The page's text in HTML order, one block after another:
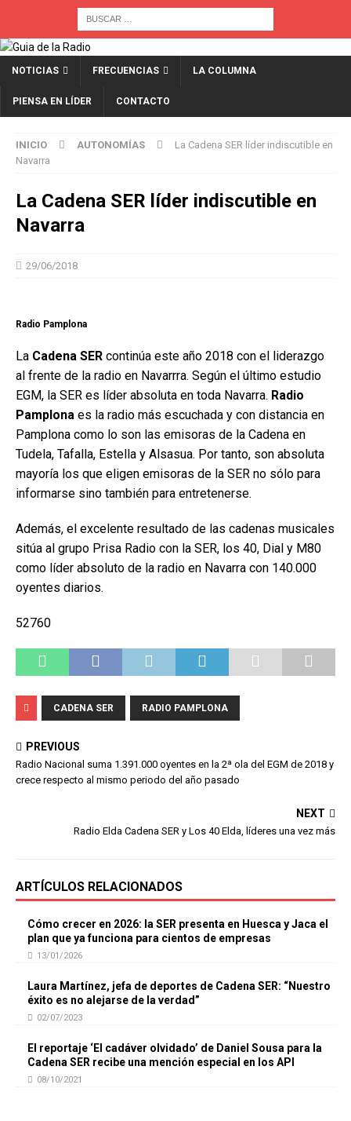
NOTICIAS FRECUENCIAS LA COLUMNA
PIENSA EN LÍDER CONTACTO
INICIO AUTONOMÍAS
La Cadena SER líder indiscutible en
Navarra
La Cadena SER líder indiscutible en
Navarra
29/06/2018
Radio Pamplona
La Cadena SER continúa este año 2018 con el liderazgo
al frente de la radio en Navarrra. Según el último estudio
EGM, la SER es líder absoluta en toda Navarra. Radio
Pamplona es la radio más escuchada y con distancia en
Pamplona como lo son las emisoras de la Cadena en
Tudela, Tafalla, Estella y Alsasua. Por tanto, son absoluta
mayoría los que eligen emisoras de la SER no sólo para
informarse sino también para entretenerse.
Además, el excelente resultado de las cadenas musicales
sitúa al grupo Prisa Radio con la SER, los 40, Dial y M80
como líder absoluto de la radio en Navarra con 140.000
oyentes diarios.
52760
CADENA SER RADIO PAMPLONA
PREVIOUS
Radio Nacional suma 1.391.000 oyentes en la 2ª ola del EGM de 2018 y
crece respecto al mismo periodo del año pasado
NEXT
Radio Elda Cadena SER y Los 40 Elda, líderes una vez más
ARTÍCULOS RELACIONADOS
Cómo crecer en 2026: la SER presenta en Huesca y Jaca el
plan que ya funciona para cientos de empresas
13/01/2026
Laura Martínez, jefa de deportes de Cadena SER: “Nuestro
éxito es no alejarse de la verdad”
02/07/2023
El reportaje ‘El cadáver olvidado’ de Daniel Sousa para la
Cadena SER recibe una mención especial en los API
08/10/2021